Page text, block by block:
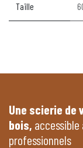
Taille
Une scierie de
bois,
professionnels